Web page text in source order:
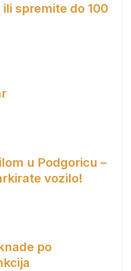
spremite do 100
u Podgoricu –
vozilo!
po